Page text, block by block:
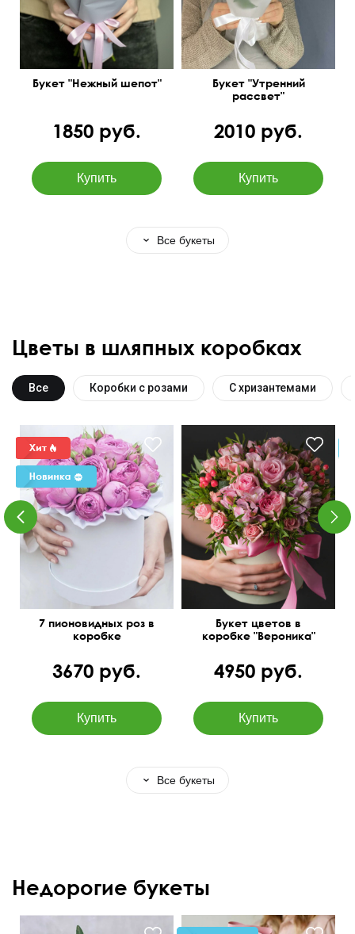
Букет "Нежный шепот"
1850 руб.
Букет "Утренний
рассвет"
2010 руб.
Все букеты
Цветы в шляпных коробках
Все Коробки с розами С хризантемами
7 пионовидных роз в
коробке
3670 руб.
Цветочная композиция с
бесплатной доставкой.
Букет цветов в
коробке "Вероника"
4950 руб.
Все букеты
Недорогие букеты